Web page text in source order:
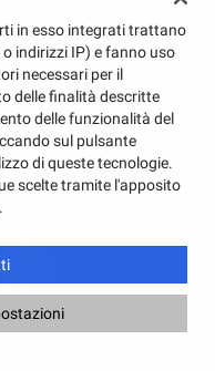
Tutti i diritti riservati -
in esso integrati trattano
indirizzi IP) e fanno uso
necessari per il
delle finalità descritte
delle funzionalità del
sul pulsante
di queste tecnologie.
scelte tramite l'apposito